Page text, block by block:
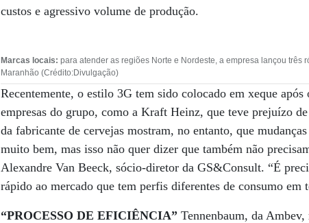
custos e agressivo volume de produção.
Marcas locais: para atender as regiões Norte e Nordeste, a empresa lançou três
Maranhão (Crédito:Divulgação)
Recentemente, o estilo 3G tem sido colocado em xeque
empresas do grupo, como a Kraft Heinz, que teve prejuízo
da fabricante de cervejas mostram, no entanto, que
muito bem, mas isso não quer dizer que também não
Alexandre Van Beeck, sócio-diretor da GS&Consult. “É
rápido ao mercado que tem perfis diferentes de consumo em
“PROCESSO DE EFICIÊNCIA” Tennenbaum, da